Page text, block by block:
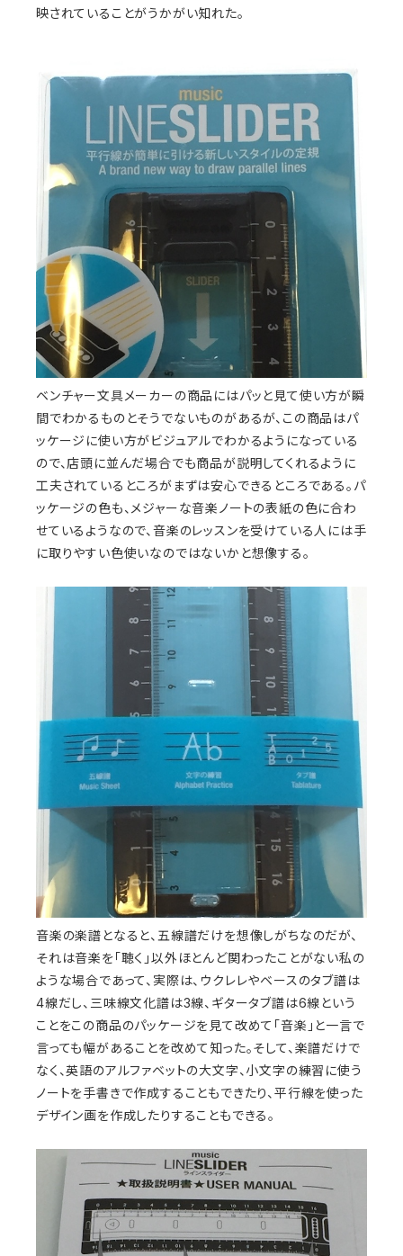
映されていることがうかがい知れた。
ベンチャー文具メーカーの商品にはパッと見て使い方が瞬
間でわかるものとそうでないものがあるが、この商品はパ
ッケージに使い方がビジュアルでわかるようになっている
ので、店頭に並んだ場合でも商品が説明してくれるように
工夫されているところがまずは安心できるところである。パ
ッケージの色も、メジャーな音楽ノートの表紙の色に合わ
せているようなので、音楽のレッスンを受けている人には手
に取りやすい色使いなのではないかと想像する。
音楽の楽譜となると、五線譜だけを想像しがちなのだが、
それは音楽を「聴く」以外ほとんど関わったことがない私の
ような場合であって、実際は、ウクレレやベースのタブ譜は
4線だし、三味線文化譜は3線、ギタータブ譜は6線という
ことをこの商品のパッケージを見て改めて「音楽」と一言で
言っても幅があることを改めて知った。そして、楽譜だけで
なく、英語のアルファベットの大文字、小文字の練習に使う
ノートを手書きで作成することもできたり、平行線を使った
デザイン画を作成したりすることもできる。